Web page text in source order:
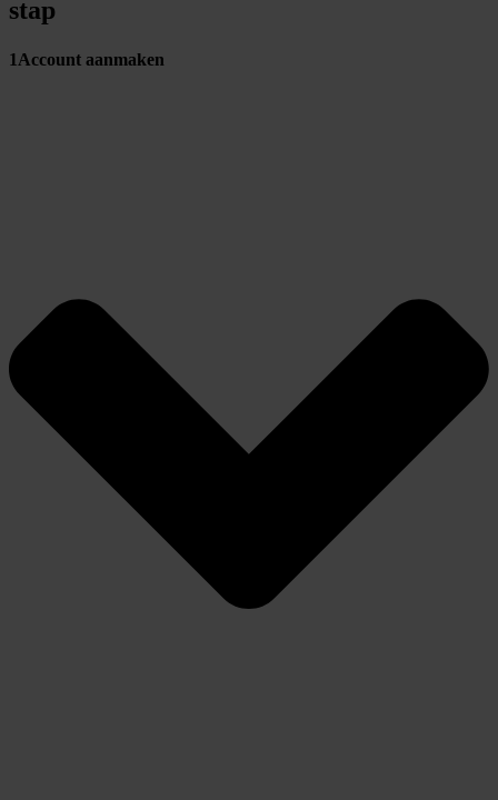
stap
1 Account aanmaken